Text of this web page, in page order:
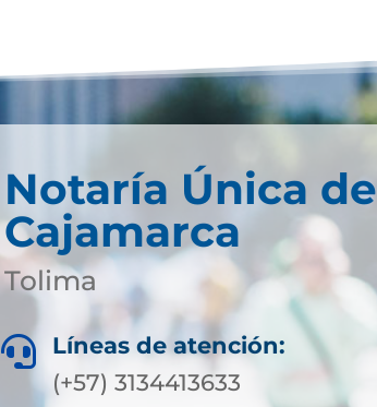
Notaría Única de
Cajamarca
Tolima

Líneas de atención:
(+57) 3134413633